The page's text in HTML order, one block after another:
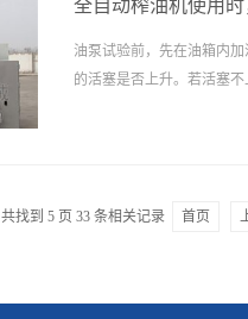
全自动榨油机使用
油泵试验前，先在油箱内
的活塞是否上升。若活塞
共找到 5 页 33 条相关记录 首页